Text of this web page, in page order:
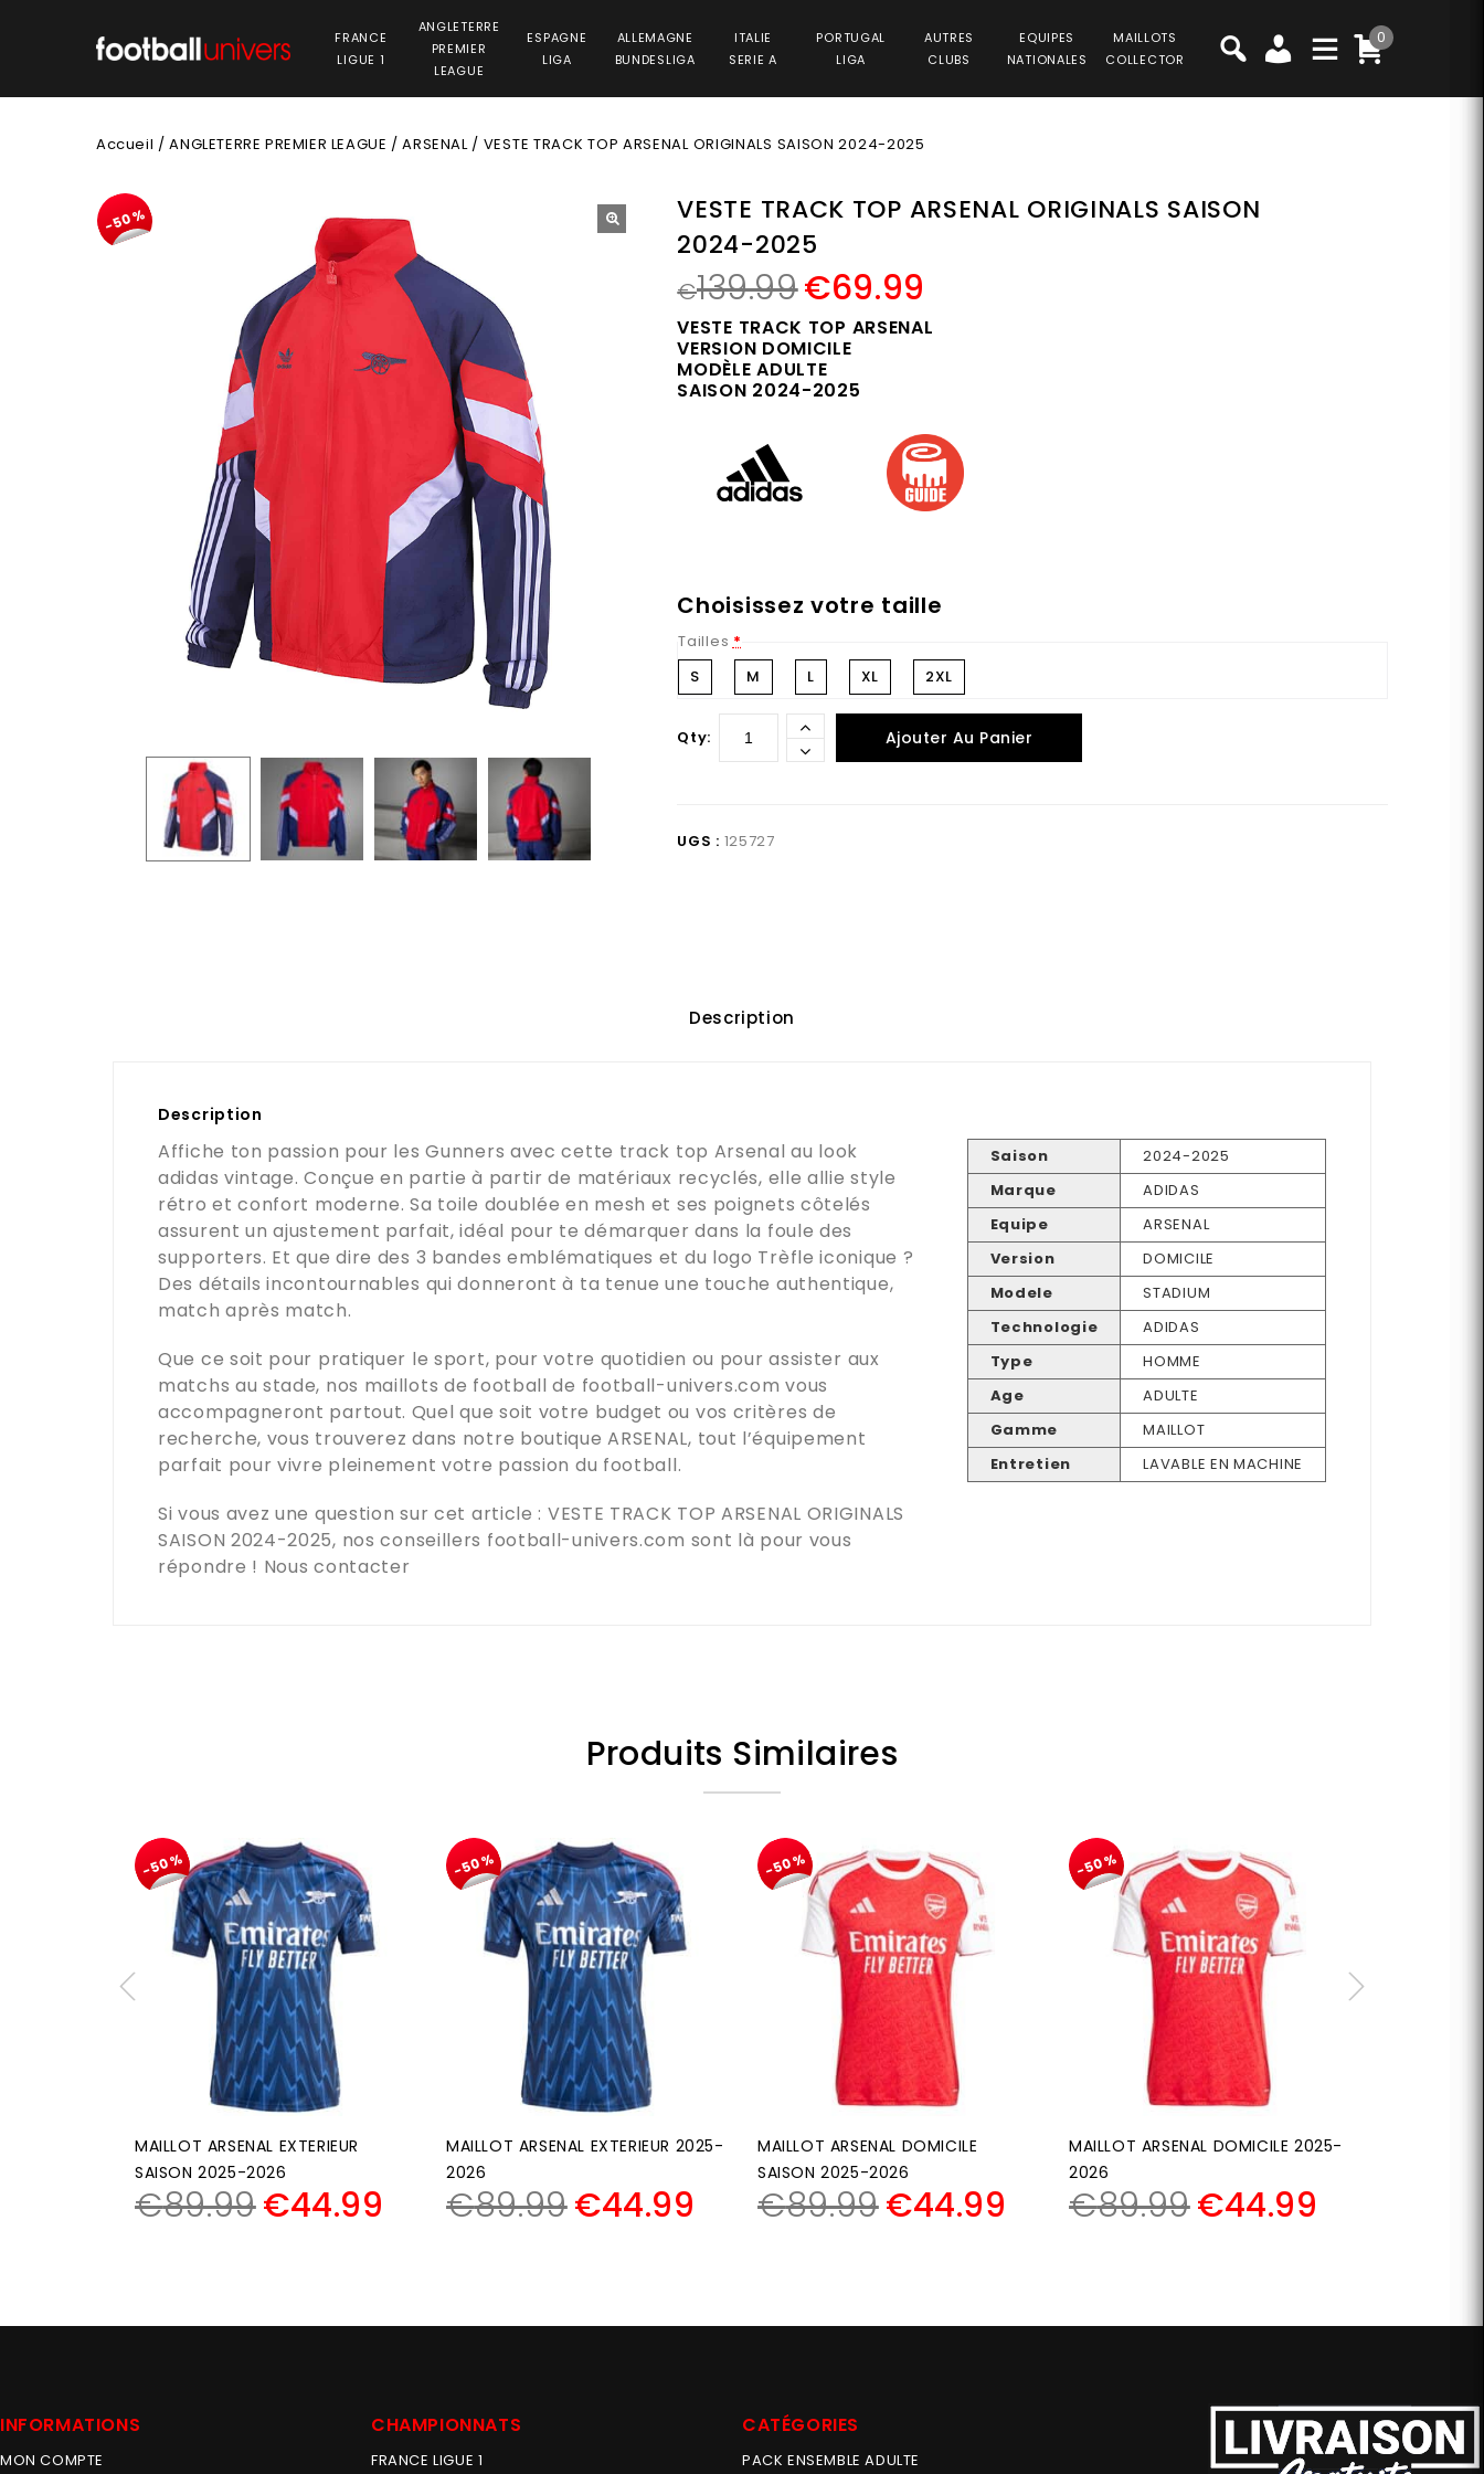
FRANCE
LIGUE 1
ANGLETERRE
PREMIER
LEAGUE
ESPAGNE
LIGA
ALLEMAGNE
BUNDESLIGA
ITALIE
SERIE A
PORTUGAL
LIGA
AUTRES
CLUBS
EQUIPES
NATIONALES
MAILLOTS
COLLECTOR
0
Accueil /ANGLETERRE PREMIER LEAGUE /ARSENAL/ VESTE TRACK TOP ARSENAL ORIGINALS SAISON 2024-2025
-50%
VESTE TRACK TOP ARSENAL ORIGINALS SAISON
2024-2025
€139.99€69.99
VESTE TRACK TOP ARSENAL
VERSION DOMICILE
MODÈLE ADULTE
SAISON 2024-2025
Choisissez votre taille
Tailles *
S
M L XL 2XL
Qty: Ajouter Au Panier
UGS : 125727
Description
Description
Affiche ton passion pour les Gunners avec cette track top Arsenal au look
adidas vintage. Conçue en partie à partir de matériaux recyclés, elle allie style
rétro et confort moderne. Sa toile doublée en mesh et ses poignets côtelés
assurent un ajustement parfait, idéal pour te démarquer dans la foule des
supporters. Et que dire des 3 bandes emblématiques et du logo Trèfle iconique ?
Des détails incontournables qui donneront à ta tenue une touche authentique,
match après match.
Que ce soit pour pratiquer le sport, pour votre quotidien ou pour assister aux
matchs au stade, nos maillots de football de football-univers.com vous
accompagneront partout. Quel que soit votre budget ou vos critères de
recherche, vous trouverez dans notre boutiqueARSENAL, tout l’équipement
parfait pour vivre pleinement votre passion du football.
Si vous avez une question sur cet article : VESTE TRACK TOP ARSENAL ORIGINALS
SAISON 2024-2025, nos conseillers football-univers.com sont là pour vous
répondre ! Nous contacter
Saison
2024-2025
Marque
ADIDAS
Equipe
ARSENAL
Version
DOMICILE
Modele
STADIUM
Technologie
ADIDAS
Type
HOMME
Age
ADULTE
Gamme
MAILLOT
Entretien
LAVABLE EN MACHINE
Produits Similaires
-50%
MAILLOT ARSENAL EXTERIEUR
SAISON 2025-2026
€89.99€44.99
-50%
MAILLOT ARSENAL EXTERIEUR 2025-
2026
€89.99€44.99
-50%
MAILLOT ARSENAL DOMICILE
SAISON 2025-2026
€89.99€44.99
-50%
MAILLOT ARSENAL DOMICILE 2025-
2026
€89.99€44.99
INFORMATIONS
MON COMPTE
CHAMPIONNATS
FRANCE LIGUE 1
CATÉGORIES
PACK ENSEMBLE ADULTE